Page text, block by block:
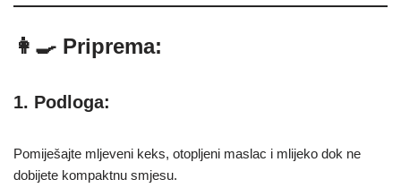
👩‍🍳 Priprema:
1. Podloga:
Pomiješajte mljeveni keks, otopljeni maslac i mlijeko dok ne
dobijete kompaktnu smjesu.